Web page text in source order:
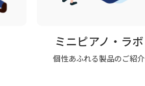
ミニピアノ・ラボ
個性あふれる製品のご紹介